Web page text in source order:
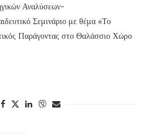
Αναλύσεων-
Σεμινάριο με θέμα «Το
Παράγοντας στο Θαλάσσιο Χώρο